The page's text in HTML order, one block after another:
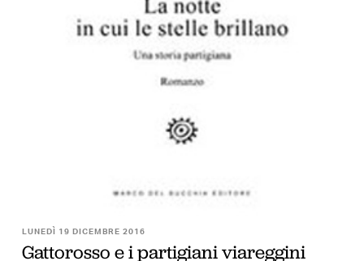
LUNEDÌ 19 DICEMBRE 2016
Gattorosso e i partigiani viareggini